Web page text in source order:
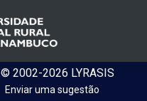
2002-2026 LYRASIS
Enviar uma sugestão